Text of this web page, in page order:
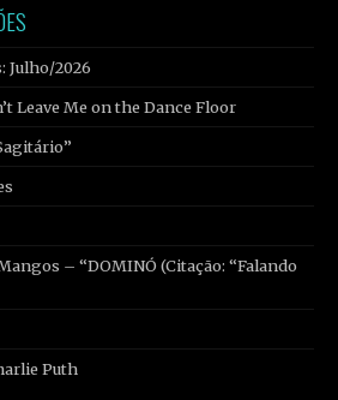
Julho/2026
Leave Me on the Dance Floor
– “DOMINÓ (Citação: “Falando
Puth